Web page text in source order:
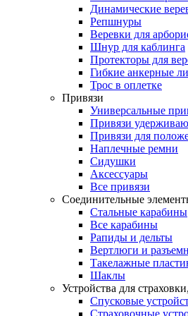
Динамические
Репшнуры
Веревки для
Шнур для каблинга
Протекторы для
Гибкие анкерные
Трос в оплетке
Привязи
Универсальные
Привязи
Привязи для
Наплечные ремни
Сидушки
Аксессуары
Все привязи
Соединительные
Стальные карабины
Все карабины
Рапиды и дельты
Вертлюги и
Такелажные
Шаклы
Устройства для
Спусковые
Страховочные